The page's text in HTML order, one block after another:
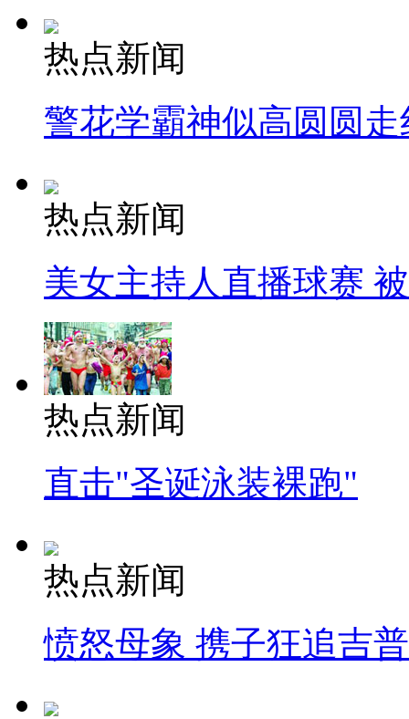
热点新闻
警花学霸神似高圆圆走
热点新闻
美女主持人直播球赛
热点新闻
直击"圣诞泳装裸跑"
热点新闻
愤怒母象 携子狂追吉